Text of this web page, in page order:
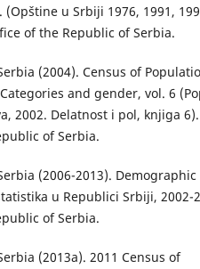
(Opštine u Srbiji 1976, 1991,
of the Republic of Serbia.
(2004). Census of
and gender, vol. 6
2002. Delatnost i pol, knjiga 6).
of Serbia.
(2006-2013). Demographic
u Republici Srbiji, 2002-
of Serbia.
(2013a). 2011 Census of